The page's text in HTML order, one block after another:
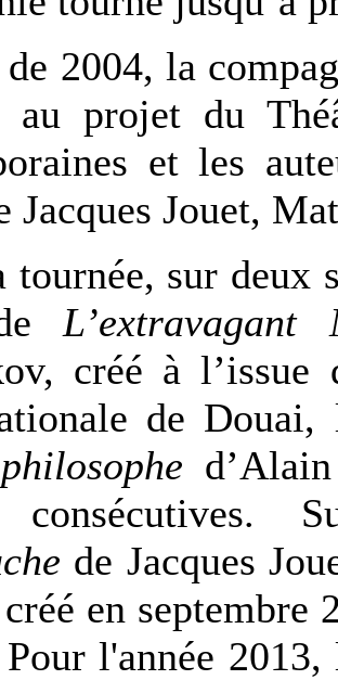
2004, la
projet du
et les
Jacques Jouet,
tournée, sur deux
deL’extravagant
créé à l’issue
de
de Jacques
en septembre
Pour l'année